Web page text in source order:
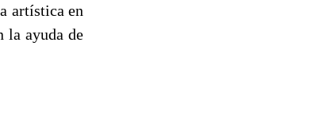
artística en
la ayuda de